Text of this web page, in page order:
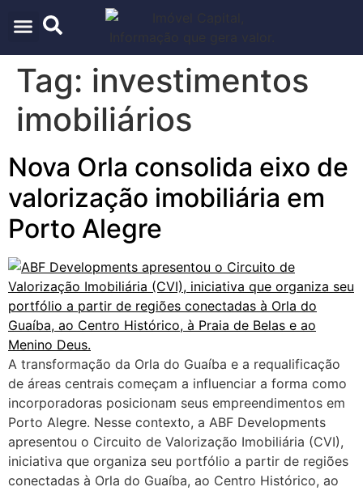
Tag: investimentos
imobiliários
Nova Orla consolida eixo de
valorização imobiliária em
Porto Alegre
A transformação da Orla do Guaíba e a requalificação
de áreas centrais começam a influenciar a forma como
incorporadoras posicionam seus empreendimentos em
Porto Alegre. Nesse contexto, a ABF Developments
apresentou o Circuito de Valorização Imobiliária (CVI),
iniciativa que organiza seu portfólio a partir de regiões
conectadas à Orla do Guaíba, ao Centro Histórico, ao